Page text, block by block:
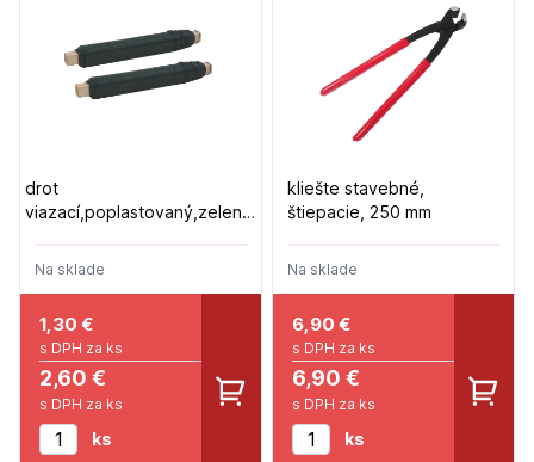
drot
viazací,poplastovaný,zelený,
suprava 2ks
Na sklade
1,30 €
s DPH za ks
2,60 €
s DPH za ks
ks
kliešte stavebné,
štiepacie, 250 mm
Na sklade
6,90 €
s DPH za ks
6,90 €
s DPH za ks
ks